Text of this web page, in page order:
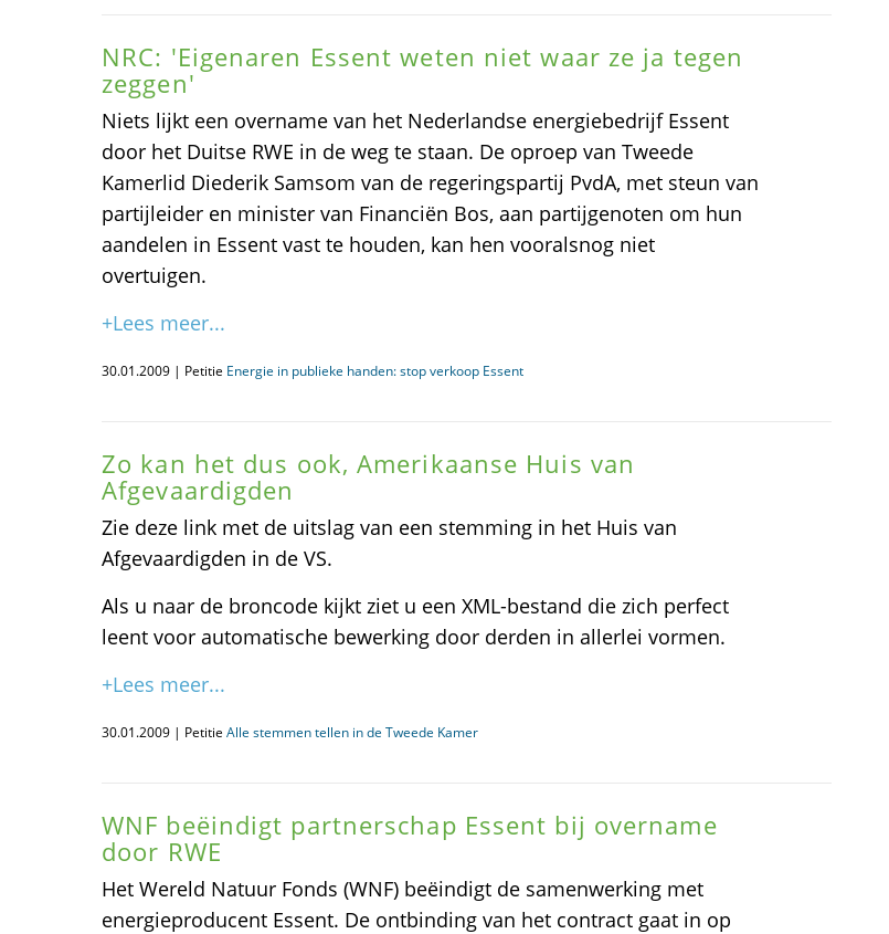
NRC: 'Eigenaren Essent weten niet waar ze ja tegen
zeggen'
Niets lijkt een overname van het Nederlandse energiebedrijf Essent
door het Duitse RWE in de weg te staan. De oproep van Tweede
Kamerlid Diederik Samsom van de regeringspartij PvdA, met steun van
partijleider en minister van Financiën Bos, aan partijgenoten om hun
aandelen in Essent vast te houden, kan hen vooralsnog niet
overtuigen.
+Lees meer...
30.01.2009 | Petitie Energie in publieke handen: stop verkoop Essent
Zo kan het dus ook, Amerikaanse Huis van
Afgevaardigden
Zie deze link met de uitslag van een stemming in het Huis van
Afgevaardigden in de VS.
Als u naar de broncode kijkt ziet u een XML-bestand die zich perfect
leent voor automatische bewerking door derden in allerlei vormen.
+Lees meer...
30.01.2009 | Petitie Alle stemmen tellen in de Tweede Kamer
WNF beëindigt partnerschap Essent bij overname
door RWE
Het Wereld Natuur Fonds (WNF) beëindigt de samenwerking met
energieproducent Essent. De ontbinding van het contract gaat in op